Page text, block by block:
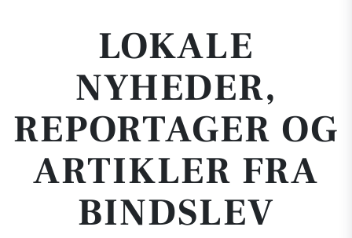
LOKALE
NYHEDER,
REPORTAGER OG
ARTIKLER FRA
BINDSLEV